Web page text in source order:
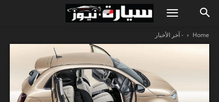
Home - آخر الأخبار